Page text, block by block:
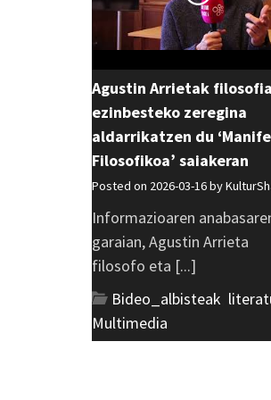
Agustin Arrietak
ezinbesteko zeregina
aldarrikatzen du
Filosofikoa’ saiakeran
Posted on 2026-03-16 by
Informazioaren
garaian, Agustin Arrieta
filosofo eta [...]
Bideo_albisteak
Multimedia